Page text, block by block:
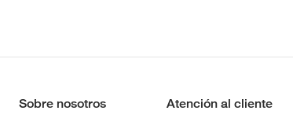
Sobre nosotros Atención al cliente